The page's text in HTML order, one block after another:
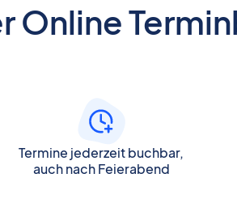
Online
Termine jederzeit buchbar,
auch nach Feierabend